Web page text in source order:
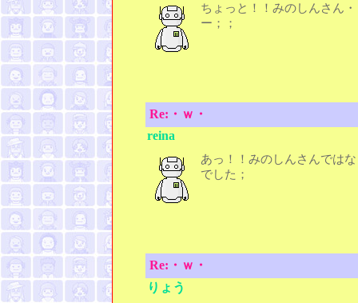
ちょっと！！みのしんさん
ー；；
Re:・ｗ・
reina
あっ！！みのしんさんでは
でした；
Re:・ｗ・
りょう